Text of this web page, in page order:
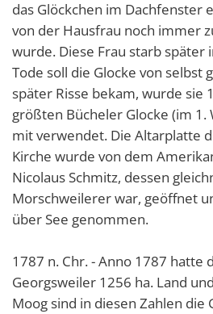
das Glöckchen im Dachfenster
von der Hausfrau noch immer
wurde. Diese Frau starb später
Tode soll die Glocke von selbst
später Risse bekam, wurde sie
größten Bücheler Glocke (im
mit verwendet. Die Altarplatte
Kirche wurde von dem
Nicolaus Schmitz, dessen
Morschweilerer war, geöffnet
über See genommen.
1787 n. Chr. - Anno 1787 hatte
Georgsweiler 1256 ha. Land
Moog sind in diesen Zahlen die